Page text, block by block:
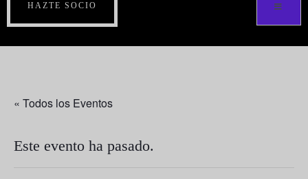
HAZTE SOCIO
« Todos los Eventos
Este evento ha pasado.